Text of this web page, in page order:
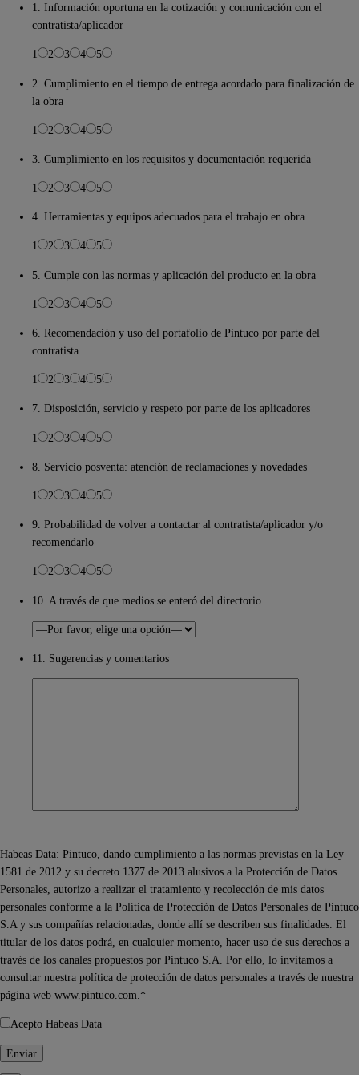
1. Información oportuna en la cotización y comunicación con el
contratista/aplicador
1 2 3 4 5
2. Cumplimiento en el tiempo de entrega acordado para finalización de
la obra
1 2 3 4 5
3. Cumplimiento en los requisitos y documentación requerida
1 2 3 4 5
4. Herramientas y equipos adecuados para el trabajo en obra
1 2 3 4 5
5. Cumple con las normas y aplicación del producto en la obra
1 2 3 4 5
6. Recomendación y uso del portafolio de Pintuco por parte del
contratista
1 2 3 4 5
7. Disposición, servicio y respeto por parte de los aplicadores
1 2 3 4 5
8. Servicio posventa: atención de reclamaciones y novedades
1 2 3 4 5
9. Probabilidad de volver a contactar al contratista/aplicador y/o
recomendarlo
1 2 3 4 5
10. A través de que medios se enteró del directorio
11. Sugerencias y comentarios
Habeas Data: Pintuco, dando cumplimiento a las normas previstas en la Ley
1581 de 2012 y su decreto 1377 de 2013 alusivos a la Protección de Datos
Personales, autorizo a realizar el tratamiento y recolección de mis datos
personales conforme a la Política de Protección de Datos Personales de Pintuco
S.A y sus compañías relacionadas, donde allí se describen sus finalidades. El
titular de los datos podrá, en cualquier momento, hacer uso de sus derechos a
través de los canales propuestos por Pintuco S.A. Por ello, lo invitamos a
consultar nuestra política de protección de datos personales a través de nuestra
página web www.pintuco.com.*
Acepto Habeas Data